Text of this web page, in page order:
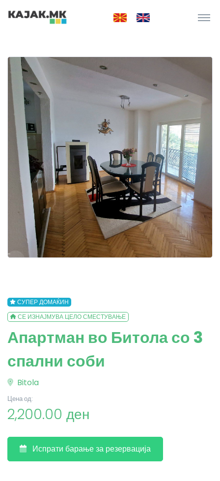
СУПЕР ДОМАЌИН
СЕ ИЗНАЈМУВА ЦЕЛО СМЕСТУВАЊЕ
Апартман во Битола со 3
спални соби
Bitola
Цена од:
2,200.00 ден
Испрати барање за резервација